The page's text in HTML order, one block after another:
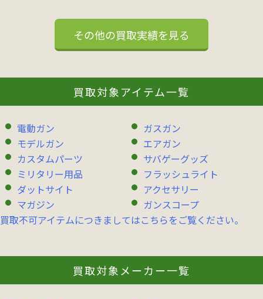
その他の買取実績を見る
買取対象アイテム一覧
電動ガン
ガスガン
モデルガン
エアガン
カスタムパーツ
サバゲーグッズ
ミリタリー用品
フラッシュライト
ダットサイト
アクセサリー
マガジン
ガンスコープ
買取不可アイテムにつきましてはこちらをご覧ください。
買取対象メーカー一覧